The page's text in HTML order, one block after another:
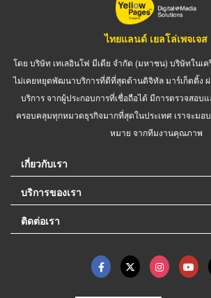
ไทยแลนด์ เยลโล่เพจเจส
โดย บริษัท เทเลอินโฟ มีเดีย จำกัด (มหาชน) บริษัทในเค
ไม่เคยหยุดพัฒนาบริการที่ดีที่สุดด้านดิจิทัล มาร์เก็ตติ้ง
บริการ จากผู้ประกอบการที่เชื่อถือได้ มีการตรวจสอบ
ครอบคลุมทุกหมวดธุรกิจมากที่สุดในประเทศ เราจะมอ
หมาย จากทีมงานคุณภาพ
เกี่ยวกับเรา
บริการของเรา
ติดต่อเรา